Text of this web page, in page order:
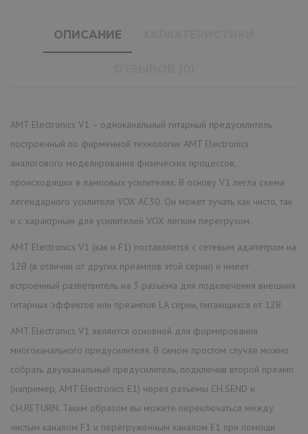
ОПИСАНИЕ
AMT Electronics V1 – одноканальный гитарный предусилитель
построенный по фирменной технологии AMT Electronics
аналогового моделирования физических процессов,
происходящих в ламповых усилителях. В основу V1 легла схема
легендарного усилителя VOX AC30. Он может зучать как чисто, так
и c характрным для усилителей VOX лёгким перегрузом.
AMT Electronics V1 (как и F1) поставляется с сетевым адапетром на
12В (в отличии от других преампов этой серии) и имеет
встроенный разветвитель на 3 разъёма для подключения внешних
гитарных эффектов или преампов LA серии, питающихся от 12В.
AMT Electronics V1 является основной для формирования
многоканального предусилителя. В самом простом случае можно
собрать двухканальный предусилитель, подключив второй преамп
(например, AMT Electronics E1) через разъёмы CH.SEND и
CH.RETURN. Таким образом вы можете переключаться между
чистым каналом F1 и перегруженным каналом E1 при помощи